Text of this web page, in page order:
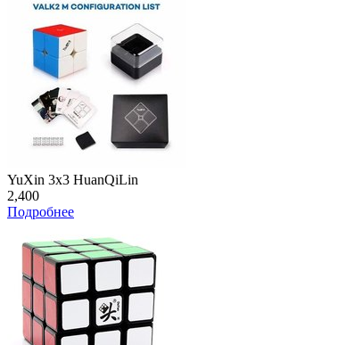
YuXin 3x3 HuanQiLin
2,400
Подробнее